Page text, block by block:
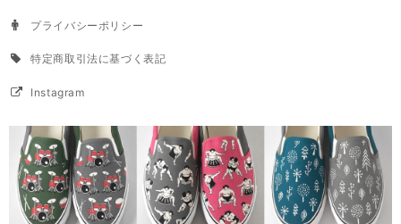
プライバシーポリシー
特定商取引法に基づく表記
Instagram